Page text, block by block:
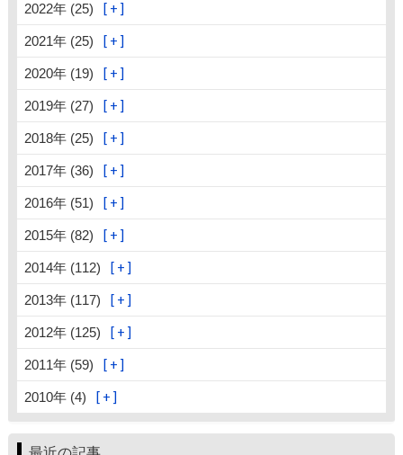
2022年 (25)
2021年 (25)
2020年 (19)
2019年 (27)
2018年 (25)
2017年 (36)
2016年 (51)
2015年 (82)
2014年 (112)
2013年 (117)
2012年 (125)
2011年 (59)
2010年 (4)